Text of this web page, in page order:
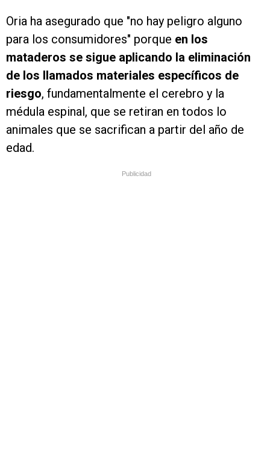
Oria ha asegurado que "no hay peligro alguno
para los consumidores" porque en los
mataderos se sigue aplicando la eliminación
de los llamados materiales específicos de
riesgo, fundamentalmente el cerebro y la
médula espinal, que se retiran en todos lo
animales que se sacrifican a partir del año de
edad.
Publicidad